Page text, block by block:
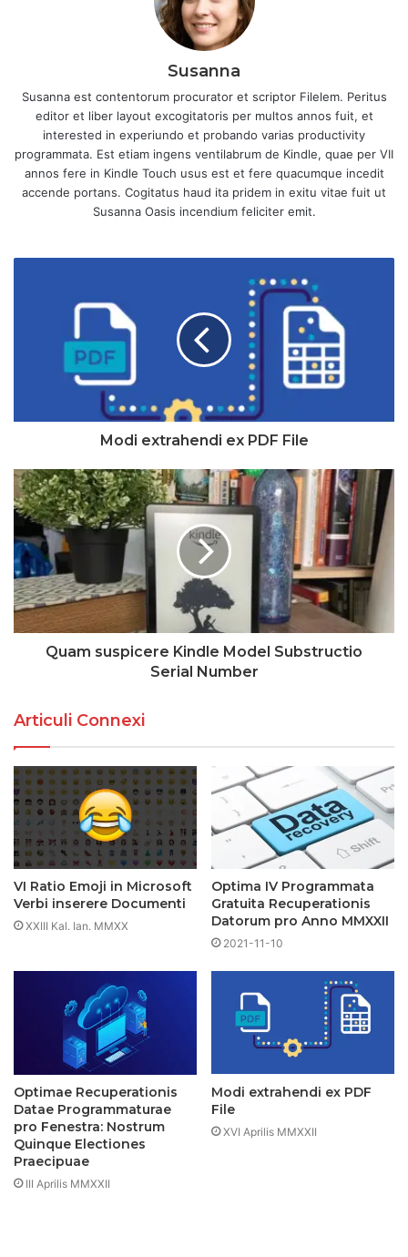
Susanna
Susanna est contentorum procurator et scriptor Filelem. Peritus
editor et liber layout excogitatoris per multos annos fuit, et
interested in experiundo et probando varias productivity
programmata. Est etiam ingens ventilabrum de Kindle, quae per VII
annos fere in Kindle Touch usus est et fere quacumque incedit
accende portans. Cogitatus haud ita pridem in exitu vitae fuit ut
Susanna Oasis incendium feliciter emit.
Modi extrahendi ex PDF File
Quam suspicere Kindle Model Substructio
Serial Number
Articuli Connexi
VI Ratio Emoji in Microsoft
Verbi inserere Documenti
XXIII Kal. Ian. MMXX
Optima IV Programmata
Gratuita Recuperationis
Datorum pro Anno MMXXII
2021-11-10
Optimae Recuperationis
Datae Programmaturae
pro Fenestra: Nostrum
Quinque Electiones
Praecipuae
III Aprilis MMXXII
Modi extrahendi ex PDF
File
XVI Aprilis MMXXII